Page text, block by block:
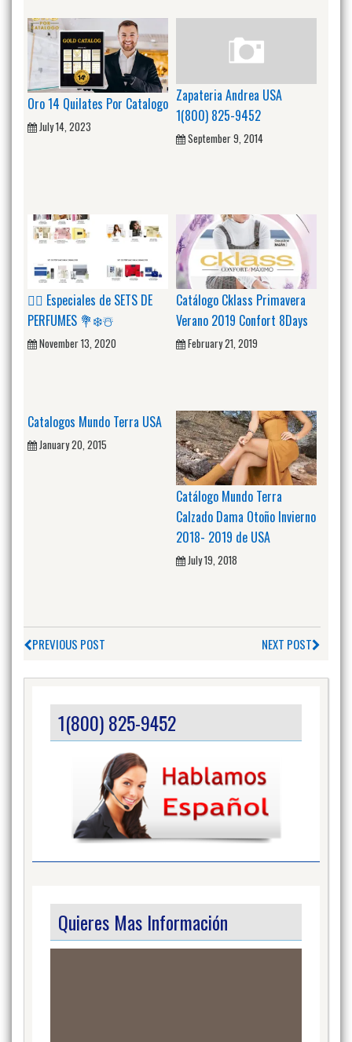
Oro 14 Quilates Por Catalogo
July 14, 2023
Zapateria Andrea USA
1(800) 825-9452
September 9, 2014
🙋‍♂️ Especiales de SETS DE
PERFUMES 💐❄️☃️
November 13, 2020
Catálogo Cklass Primavera
Verano 2019 Confort 8Days
February 21, 2019
Catalogos Mundo Terra USA
January 20, 2015
Catálogo Mundo Terra
Calzado Dama Otoño Invierno
2018- 2019 de USA
July 19, 2018
PREVIOUS POST NEXT POST
1(800) 825-9452
Quieres Mas Información